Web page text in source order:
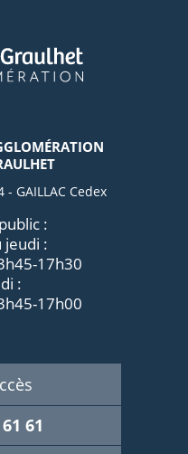
- GAILLAC Cedex
:
jeudi :
17h30
:
17h00
61